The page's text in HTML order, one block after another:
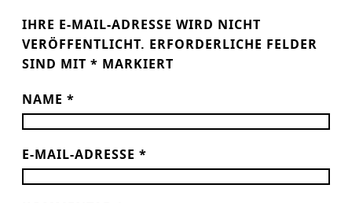
IHRE E-MAIL-ADRESSE WIRD NICHT
VERÖFFENTLICHT.
ERFORDERLICHE FELDER
SIND MIT * MARKIERT
NAME *
E-MAIL-ADRESSE *